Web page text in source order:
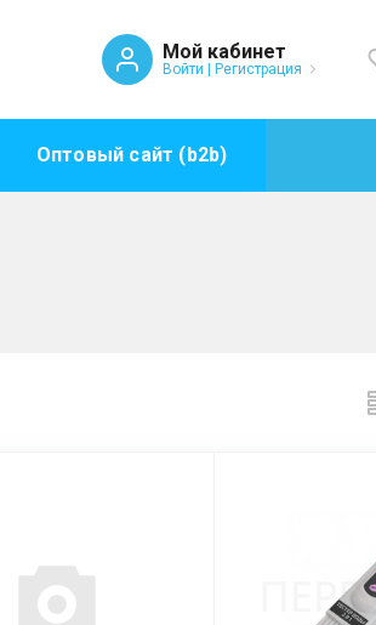
Мой кабинет
Войти | Регистрация
Оптовый сайт (b2b)